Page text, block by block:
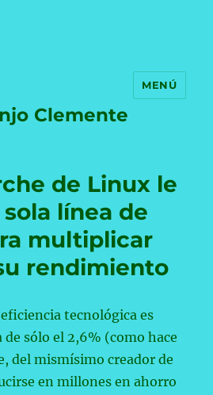
Clemente
MENÚ
de Linux le
línea de
multiplicar
rendimiento
tecnológica es
sólo el 2,6% (como hace
del mismísimo creador de
en millones en ahorro